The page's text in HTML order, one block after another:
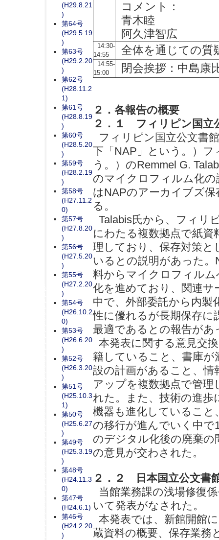
コメント：
青木睦
阿久津智広
14:30-
14:55
全体を通じての質
14:55-
15:00
閉会挨拶：中島康
２．各報告の概要
２．１ フィリピン国立
フィリピン国立公文書
下「NAP」という。）フ
う。）のRemmel G.
のマイクロフィルム化
はNAPのアーカイブズ
る。
Talabis氏から、フィリ
にわたる複数拠点で紙
理しており、保存対策と
いるとの説明があった
料からマイクロフィル
化を進めており、関連サ
中で、外部委託から内
性に優れるが長期保存に
最適であるとの報告があ
本発表に関する意見交
籍していること、書庫が
設の計画があること、
アップを複数拠点で管
れた。また、技術の進
機器も進化しているこ
の移行が進んでいく中で
のデジタル化後の廃棄
の意見が交わされた。
２．２ 日本国立公文書
当館業務課の浅場修復
いて発表がなされた。
本発表では、新館開館
蔵資料の概要、保存業務
(H29.8.21
)
第64号
(H29.5.19
)
第63号
(H29.2.20
)
第62号
(H28.11.2
1)
第61号
(H28.8.19
)
第60号
(H28.5.20
)
第59号
(H28.2.19
)
第58号
(H27.11.2
0)
第57号
(H27.8.20
)
第56号
(H27.5.20
)
第55号
(H27.2.20
)
第54号
(H26.10.2
0)
第53号
(H26.6.20
)
第52号
(H26.3.20
)
第51号
(H25.10.3
1)
第50号
(H25.6.27
)
第49号
(H25.3.19
)
第48号
(H24.11.3
0)
第47号
(H24.6.1)
第46号
(H24.2.20
)